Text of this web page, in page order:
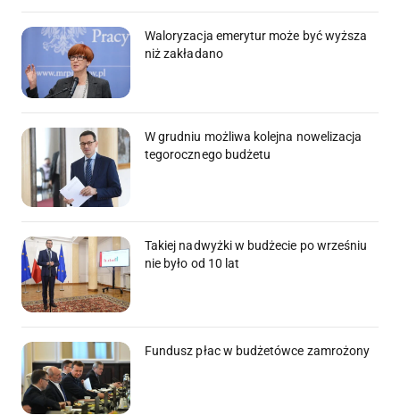
Waloryzacja emerytur może być wyższa
niż zakładano
W grudniu możliwa kolejna nowelizacja
tegorocznego budżetu
Takiej nadwyżki w budżecie po wrześniu
nie było od 10 lat
Fundusz płac w budżetówce zamrożony